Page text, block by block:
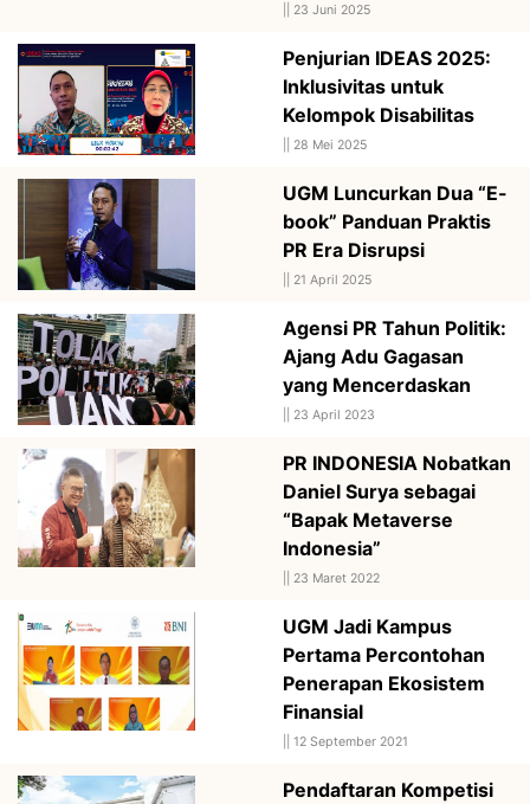
23 Juni 2025
Penjurian IDEAS 2025:
Inklusivitas untuk
Kelompok Disabilitas
28 Mei 2025
UGM Luncurkan Dua “E-
book” Panduan Praktis
PR Era Disrupsi
21 April 2025
Agensi PR Tahun Politik:
Ajang Adu Gagasan
yang Mencerdaskan
23 April 2023
PR INDONESIA Nobatkan
Daniel Surya sebagai
“Bapak Metaverse
Indonesia”
23 Maret 2022
UGM Jadi Kampus
Pertama Percontohan
Penerapan Ekosistem
Finansial
12 September 2021
Pendaftaran Kompetisi